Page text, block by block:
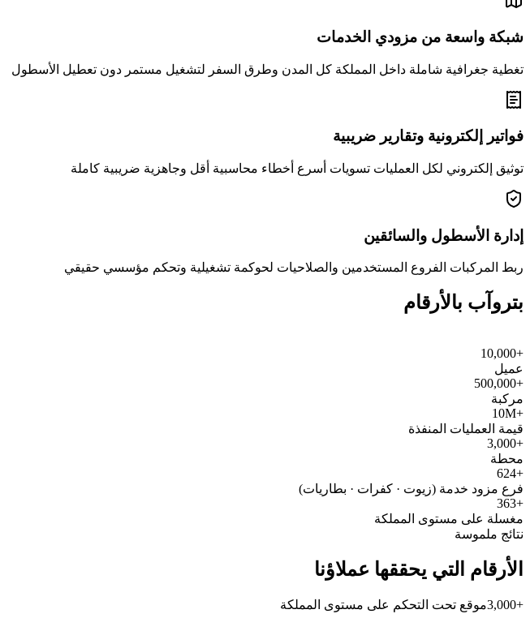
شبكة واسعة من مزودي الخدمات
تغطية جغرافية شاملة داخل المملكة كل المدن وطرق السفر لتشغيل مستمر دون تعطيل الأسطول
فواتير إلكترونية وتقارير ضريبية
توثيق إلكتروني لكل العمليات تسويات أسرع أخطاء محاسبية أقل وجاهزية ضريبية كاملة
إدارة الأسطول والسائقين
ربط المركبات الفروع المستخدمين والصلاحيات لحوكمة تشغيلية وتحكم مؤسسي حقيقي
بتروآب بالأرقام
+10,000
عميل
+500,000
مركبة
+10M
قيمة العمليات المنفذة
+3,000
محطة
+624
فرع مزود خدمة (زيوت · كفرات · بطاريات)
+363
مغسلة على مستوى المملكة
نتائج ملموسة
الأرقام التي يحققها عملاؤنا
+3,000 موقع تحت التحكم على مستوى المملكة